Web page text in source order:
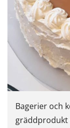
Bagerier och
gräddprodukt